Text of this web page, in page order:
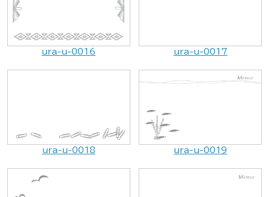
ura-u-0016 ura-u-0017
ura-u-0018 ura-u-0019